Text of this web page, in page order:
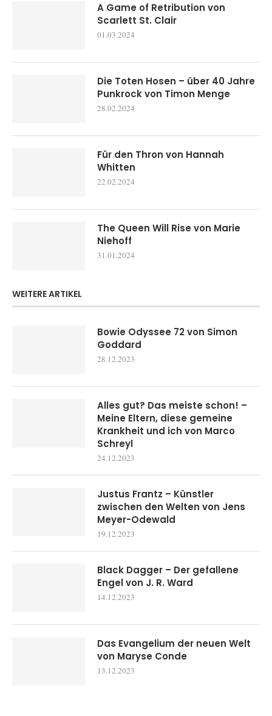
A Game of Retribution von
Scarlett St. Clair
01.03.2024
Die Toten Hosen – über 40 Jahre
Punkrock von Timon Menge
28.02.2024
Für den Thron von Hannah
Whitten
22.02.2024
The Queen Will Rise von Marie
Niehoff
31.01.2024
WEITERE ARTIKEL
Bowie Odyssee 72 von Simon
Goddard
28.12.2023
Alles gut? Das meiste schon! –
Meine Eltern, diese gemeine
Krankheit und ich von Marco
Schreyl
24.12.2023
Justus Frantz – Künstler
zwischen den Welten von Jens
Meyer-Odewald
19.12.2023
Black Dagger – Der gefallene
Engel von J. R. Ward
14.12.2023
Das Evangelium der neuen Welt
von Maryse Conde
13.12.2023